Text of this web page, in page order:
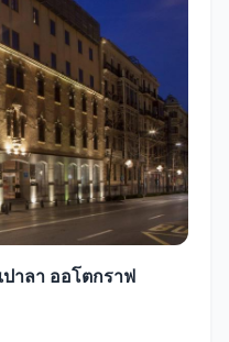
ปาลา ออโตกราฟ